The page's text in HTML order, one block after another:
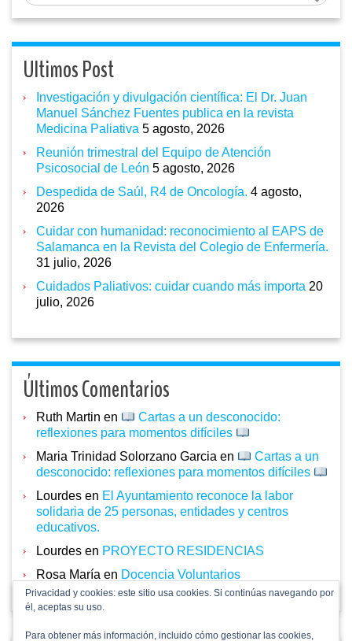
Ultimos Post
Investigación y divulgación científica: El Dr. Juan
Manuel Sánchez Fuentes publica en la revista
Medicina Paliativa 5 agosto, 2026
Reunión trimestral del Equipo de Atención
Psicosocial de León 5 agosto, 2026
Despedida de Saúl, R4 de Oncología. 4 agosto,
2026
Cuidar con humanidad: reconocimiento al EAPS de
Salamanca en la Revista del Colegio de Enfermería.
31 julio, 2026
Cuidados Paliativos: cuidar cuando más importa 20
julio, 2026
Últimos Comentarios
Ruth Martin en
Cartas a un desconocido:
reflexiones para momentos difíciles
Maria Trinidad Solorzano Garcia en
Cartas a un
desconocido: reflexiones para momentos difíciles
Lourdes en El Ayuntamiento reconoce la labor
solidaria de 25 personas, entidades y centros
educativos.
Lourdes en PROYECTO RESIDENCIAS
Rosa María en Docencia Voluntarios
Privacidad y cookies: este sitio usa cookies. Si continúas navegando por
él, aceptas su uso.
Para obtener más información, incluido cómo gestionar las cookies,